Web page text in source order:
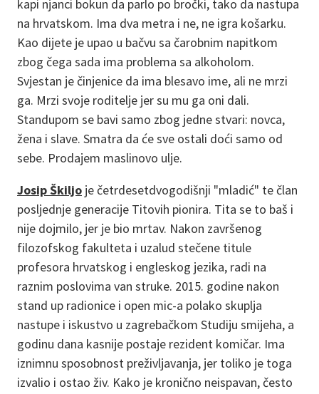
kapi njanci bokun da parlo po bročki, tako da nastupa
na hrvatskom. Ima dva metra i ne, ne igra košarku.
Kao dijete je upao u bačvu sa čarobnim napitkom
zbog čega sada ima problema sa alkoholom.
Svjestan je činjenice da ima blesavo ime, ali ne mrzi
ga. Mrzi svoje roditelje jer su mu ga oni dali.
Standupom se bavi samo zbog jedne stvari: novca,
žena i slave. Smatra da će sve ostali doći samo od
sebe. Prodajem maslinovo ulje.
Josip Škiljo je četrdesetdvogodišnji "mladić" te član
posljednje generacije Titovih pionira. Tita se to baš i
nije dojmilo, jer je bio mrtav. Nakon završenog
filozofskog fakulteta i uzalud stečene titule
profesora hrvatskog i engleskog jezika, radi na
raznim poslovima van struke. 2015. godine nakon
stand up radionice i open mic-a polako skuplja
nastupe i iskustvo u zagrebačkom Studiju smijeha, a
godinu dana kasnije postaje rezident komičar. Ima
iznimnu sposobnost preživljavanja, jer toliko je toga
izvalio i ostao živ. Kako je kronično neispavan, često